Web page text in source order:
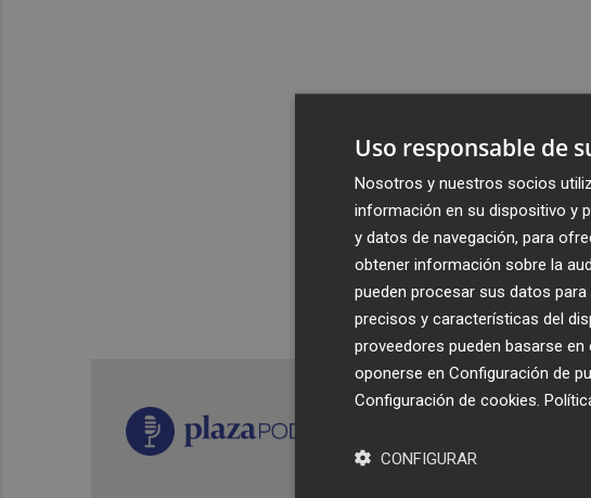
Uso responsable de
Nosotros y nuestros socios
información en su dispositivo y
y datos de navegación, para
obtener información sobre la
pueden procesar sus datos
precisos y características del
proveedores pueden basarse
oponerse en Configuración de
Configuración de cookies
CONFIGURAR